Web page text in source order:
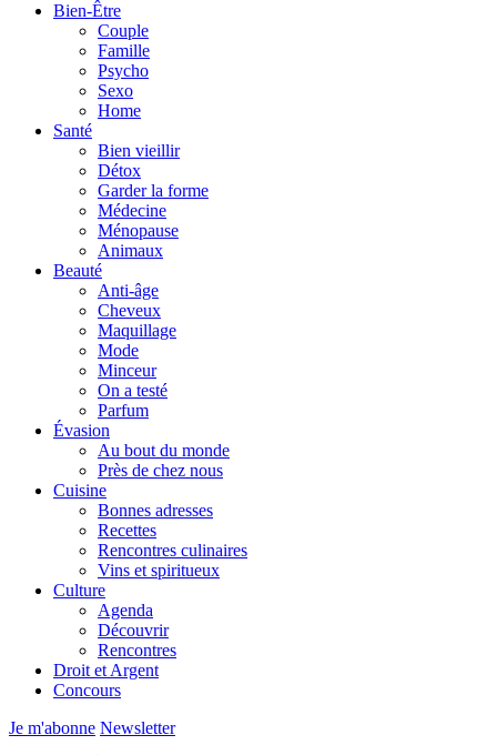
Bien-Être
Couple
Famille
Psycho
Sexo
Home
Santé
Bien vieillir
Détox
Garder la forme
Médecine
Ménopause
Animaux
Beauté
Anti-âge
Cheveux
Maquillage
Mode
Minceur
On a testé
Parfum
Évasion
Au bout du monde
Près de chez nous
Cuisine
Bonnes adresses
Recettes
Rencontres culinaires
Vins et spiritueux
Culture
Agenda
Découvrir
Rencontres
Droit et Argent
Concours
Je m'abonne Newsletter